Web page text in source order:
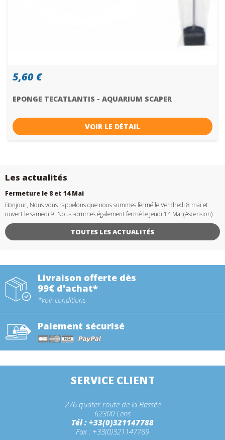
5,60 €
EPONGE TECATLANTIS - AQUARIUM SCAPER
VOIR LE DÉTAIL
Les actualités
Fermeture le 8 et 14 Mai
Bonjour, Nous vous rappelons que nous sommes fermé le Vendredi 8 mai et
ouvert le samedi 9. Nous sommes également fermé le Jeudi 14 Mai (Ascension).
TOUTES LES ACTUALITÉS
Livraison offerte dès
99€ d'achat*
*voir conditions
Paiement sécurisé
SERVICE CLIENT
276 quater route de la Bassée
62300 Lens
Tél : +33(0)321147788
Fax : +33(0)321147789